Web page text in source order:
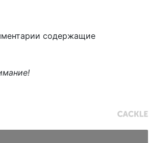
содержащие